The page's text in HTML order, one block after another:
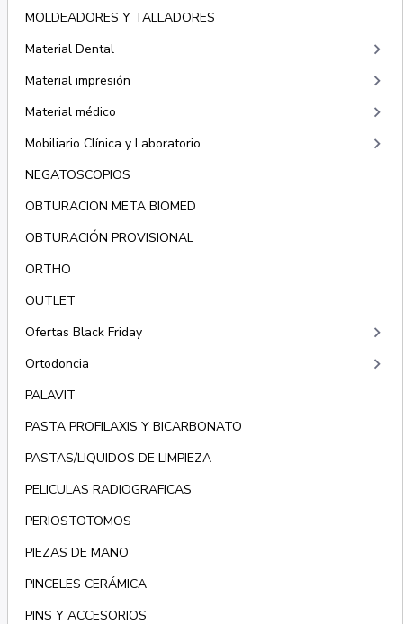
MOLDEADORES Y TALLADORES
Material Dental
keyboard_arrow_right
Material impresión keyboard_arrow_right
Material médico keyboard_arrow_right
Mobiliario Clínica y Laboratorio keyboard_arrow_right
NEGATOSCOPIOS
OBTURACION META BIOMED
OBTURACIÓN PROVISIONAL
ORTHO
OUTLET
Ofertas Black Friday
keyboard_arrow_right
Ortodoncia keyboard_arrow_right
PALAVIT
PASTA PROFILAXIS Y BICARBONATO
PASTAS/LIQUIDOS DE LIMPIEZA
PELICULAS RADIOGRAFICAS
PERIOSTOTOMOS
PIEZAS DE MANO
PINCELES CERÁMICA
PINS Y ACCESORIOS